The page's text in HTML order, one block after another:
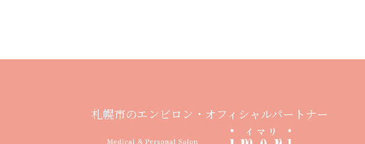
札幌市のエンビロン・オフィシャルパートナー